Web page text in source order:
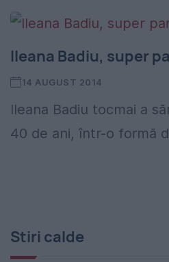
Ileana Badiu, super
14 AUGUST 2014
Ileana Badiu tocmai a
40 de ani, într-o formă
Stiri calde